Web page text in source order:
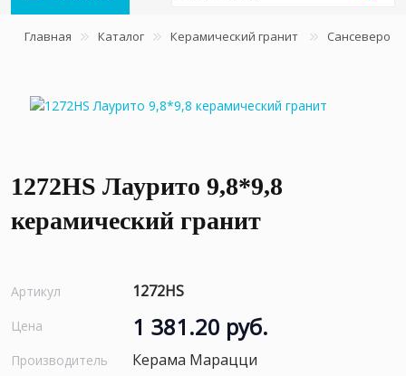
Главная Каталог Керамический гранит Сансеверо
1272HS Лаурито 9,8*9,8
керамический гранит
Артикул 1272HS
Цена 1 381.20 руб.
Производитель Керама Марацци